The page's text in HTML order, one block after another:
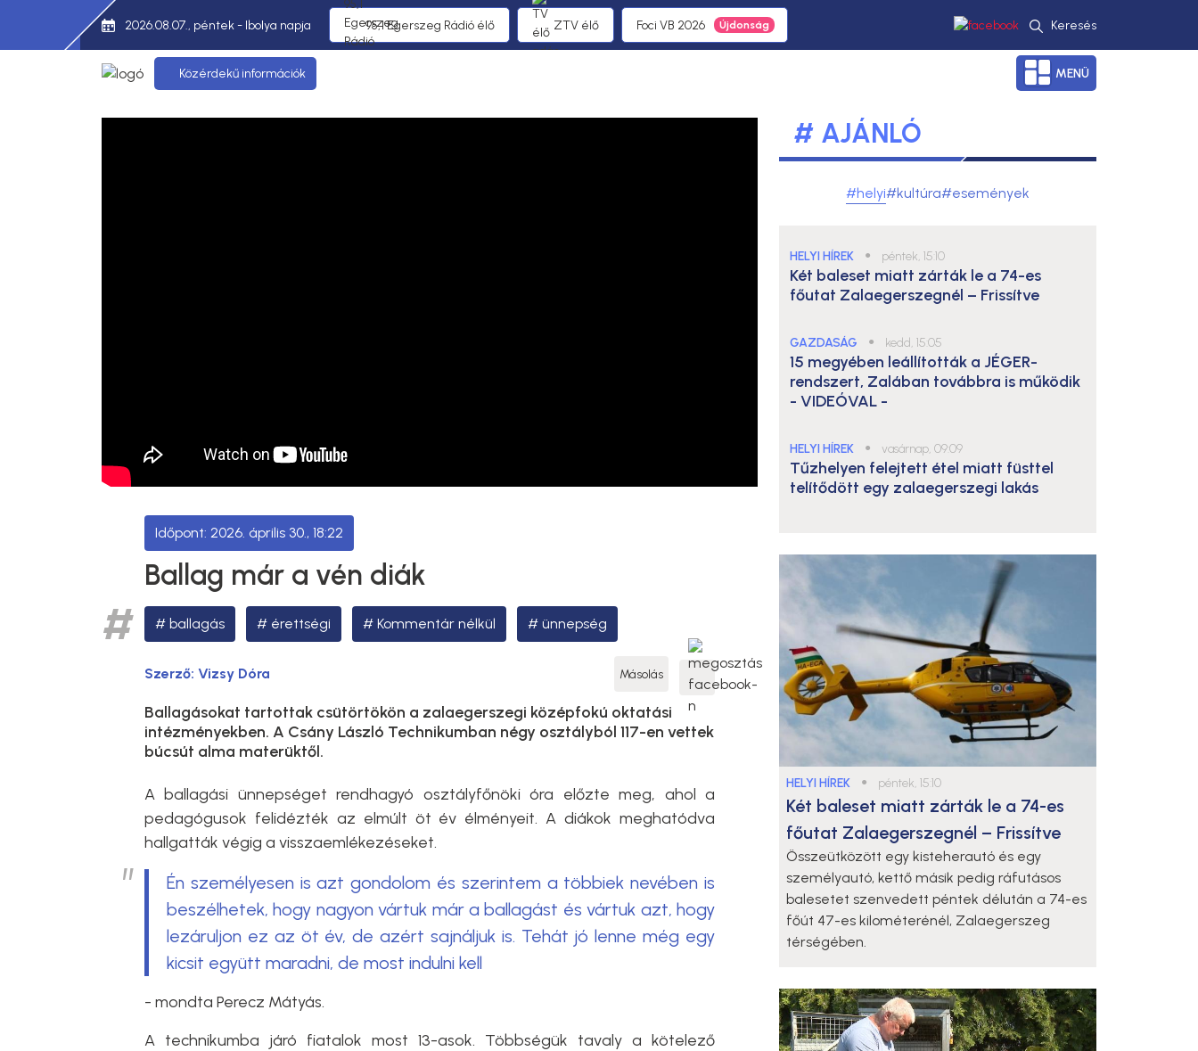
2026.08.07., péntek - Ibolya napja 95,1 Egerszeg Rádió élő ZTV élő Foci VB 2026 Keresés
Közérdekű információk MENÜ
2026. április 30., 18:22
Ballag már a vén diák
ballagás érettségi Kommentár nélkül ünnepség
Szerző: Vizsy Dóra Másolás
Ballagásokat tartottak csütörtökön a zalaegerszegi középfokú oktatási
intézményekben. A Csány László Technikumban négy osztályból 117-en vettek
búcsút alma materüktől.
A ballagási ünnepséget rendhagyó osztályfőnöki óra előzte meg, ahol a
pedagógusok felidézték az elmúlt öt év élményeit. A diákok meghatódva
hallgatták végig a visszaemlékezéseket.
Én személyesen is azt gondolom és szerintem a többiek nevében is
beszélhetek, hogy nagyon vártuk már a ballagást és vártuk azt, hogy
lezáruljon ez az öt év, de azért sajnáljuk is. Tehát jó lenne még egy
kicsit együtt maradni, de most indulni kell
- mondta Perecz Mátyás.
A technikumba járó fiatalok most 13-asok. Többségük tavaly a kötelező
# AJÁNLÓ
#helyi#kultúra#események
HELYI HÍREK ● péntek, 15:10
Két baleset miatt zárták le a 74-es
főutat Zalaegerszegnél – Frissítve
GAZDASÁG ● kedd, 15:05
15 megyében leállították a JÉGER-
rendszert, Zalában továbbra is működik
- VIDEÓVAL -
HELYI HÍREK ● vasárnap, 09:09
Tűzhelyen felejtett étel miatt füsttel
telítődött egy zalaegerszegi lakás
HELYI HÍREK ● péntek, 15:10
Két baleset miatt zárták le a 74-es
főutat Zalaegerszegnél – Frissítve
Összeütközött egy kisteherautó és egy
személyautó, kettő másik pedig ráfutásos
balesetet szenvedett péntek délután a 74-es
főút 47-es kilométerénél, Zalaegerszeg
térségében.